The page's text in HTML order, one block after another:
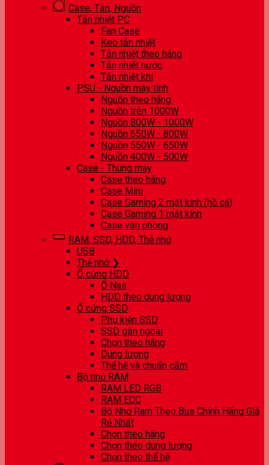
Case, Tản, Nguồn
Tản nhiệt PC
Fan Case
Keo tản nhiệt
Tản nhiệt theo hãng
Tản nhiệt nước
Tản nhiệt khí
PSU - Nguồn máy tính
Nguồn theo hãng
Nguồn trên 1000W
Nguồn 800W - 1000W
Nguồn 650W - 800W
Nguồn 550W - 650W
Nguồn 400W - 500W
Case - Thùng máy
Case theo hãng
Case Mini
Case Gaming 2 mặt kính (hồ cá)
Case Gaming 1 mặt kính
Case văn phòng
RAM, SSD, HDD, Thẻ nhớ
USB
Thẻ nhớ ❯
Ổ cứng HDD
Ổ Nas
HDD theo dung lượng
Ổ cứng SSD
Phụ kiện SSD
SSD gắn ngoài
Chọn theo hãng
Dung lượng
Thế hệ và chuẩn cắm
Bộ nhớ RAM
RAM LED RGB
RAM ECC
Bộ Nhớ Ram Theo Bus Chính Hãng Giá
Rẻ Nhất
Chọn theo hãng
Chọn theo dung lượng
Chọn theo thế hệ